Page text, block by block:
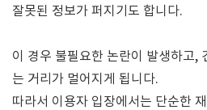
잘못된 정보가 퍼지기도 합니다.
이 경우 불필요한 논란이 발생하고,
는 거리가 멀어지게 됩니다.
따라서 이용자 입장에서는 단순한